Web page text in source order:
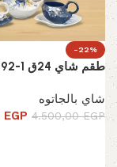
-22%
طقم شاي 24ق J2304092-1
شاي بالجاتوه
4.500,00EGP
EGP